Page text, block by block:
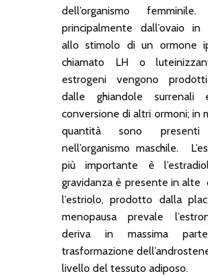
dell’organismo femminile.
principalmente dall’ovaio in
allo stimolo di un ormone
chiamato LH o
estrogeni vengono
dalle ghiandole surrenali
conversione di altri ormoni; in
quantità sono presenti
nell’organismo maschile.
più importante è
gravidanza è presente in alte
l’estriolo, prodotto dalla
menopausa prevale
deriva in massima
trasformazione
livello del tessuto adiposo.